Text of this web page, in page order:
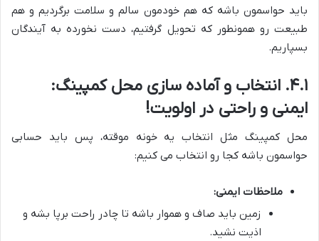
باید حواسمون باشه که هم خودمون سالم و سلامت برگردیم و هم
طبیعت رو همونطور که تحویل گرفتیم، دست نخورده به آیندگان
بسپاریم.
۴.۱. انتخاب و آماده سازی محل کمپینگ:
ایمنی و راحتی در اولویت!
محل کمپینگ مثل انتخاب یه خونه موقته، پس باید حسابی
حواسمون باشه کجا رو انتخاب می کنیم:
ملاحظات ایمنی:
زمین باید صاف و هموار باشه تا چادر راحت برپا بشه و
اذیت نشید.